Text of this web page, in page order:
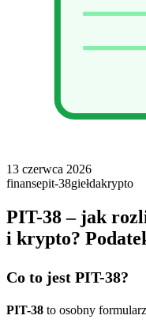
13 czerwca 2026
finansepit-38giełdakrypto
PIT-38 – jak
i krypto?
Co to jest PIT-38?
PIT-38 to osobny